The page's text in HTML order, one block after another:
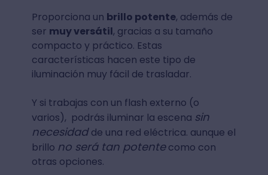
Proporciona un brillo potente, además de
ser muy versátil, gracias a su tamaño
compacto y práctico. Estas
características hacen este tipo de
iluminación muy fácil de trasladar.
Y si trabajas con un flash externo (o
varios), podrás iluminar la escena sin
necesidadde una red eléctrica. aunque el
brillo no será tan potentecomo con
otras opciones.